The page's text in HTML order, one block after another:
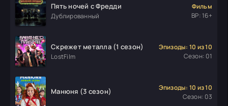
Пять ночей с Фредди
Дублированный
Фильм
ВР: 16+
Скрежет металла (1 сезон)
LostFilm
Эпизоды: 10 из 10
Сезон: 01
Манюня (3 сезон)
Эпизоды: 10 из 10
Сезон: 03